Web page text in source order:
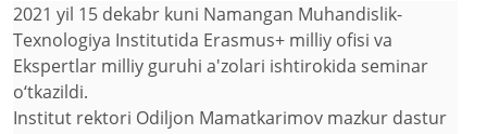
2021 yil 15 dekabr kuni Namangan Muhandislik-
Texnologiya Institutida Erasmus+ milliy ofisi va
Ekspertlar milliy guruhi a'zolari ishtirokida seminar
o‘tkazildi.
Institut rektori Odiljon Mamatkarimov mazkur dastur